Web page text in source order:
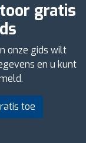
gratis
onze gids wilt
en u kunt
toe